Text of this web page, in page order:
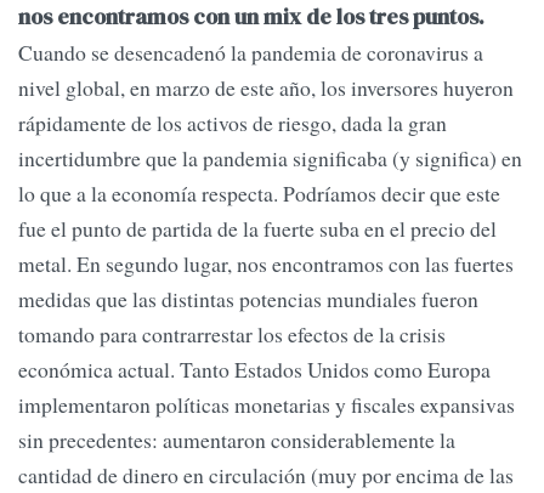
nos encontramos con un mix de los tres puntos.
Cuando se desencadenó la pandemia de coronavirus a
nivel global, en marzo de este año, los inversores huyeron
rápidamente de los activos de riesgo, dada la gran
incertidumbre que la pandemia significaba (y significa) en
lo que a la economía respecta. Podríamos decir que este
fue el punto de partida de la fuerte suba en el precio del
metal. En segundo lugar, nos encontramos con las fuertes
medidas que las distintas potencias mundiales fueron
tomando para contrarrestar los efectos de la crisis
económica actual. Tanto Estados Unidos como Europa
implementaron políticas monetarias y fiscales expansivas
sin precedentes: aumentaron considerablemente la
cantidad de dinero en circulación (muy por encima de las